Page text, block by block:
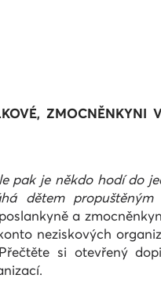
ZMOCNĚNKYNI
pak je někdo hodí do
dětem propuštěným
a
neziskových
si otevřený